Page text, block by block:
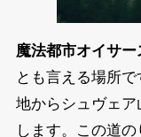
魔法都市オイサー
とも言える場所
地からシュヴェ
します。この道